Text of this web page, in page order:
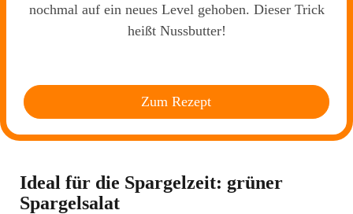
nochmal auf ein neues Level gehoben. Dieser Trick
heißt Nussbutter!
Zum Rezept
Ideal für die Spargelzeit: grüner
Spargelsalat